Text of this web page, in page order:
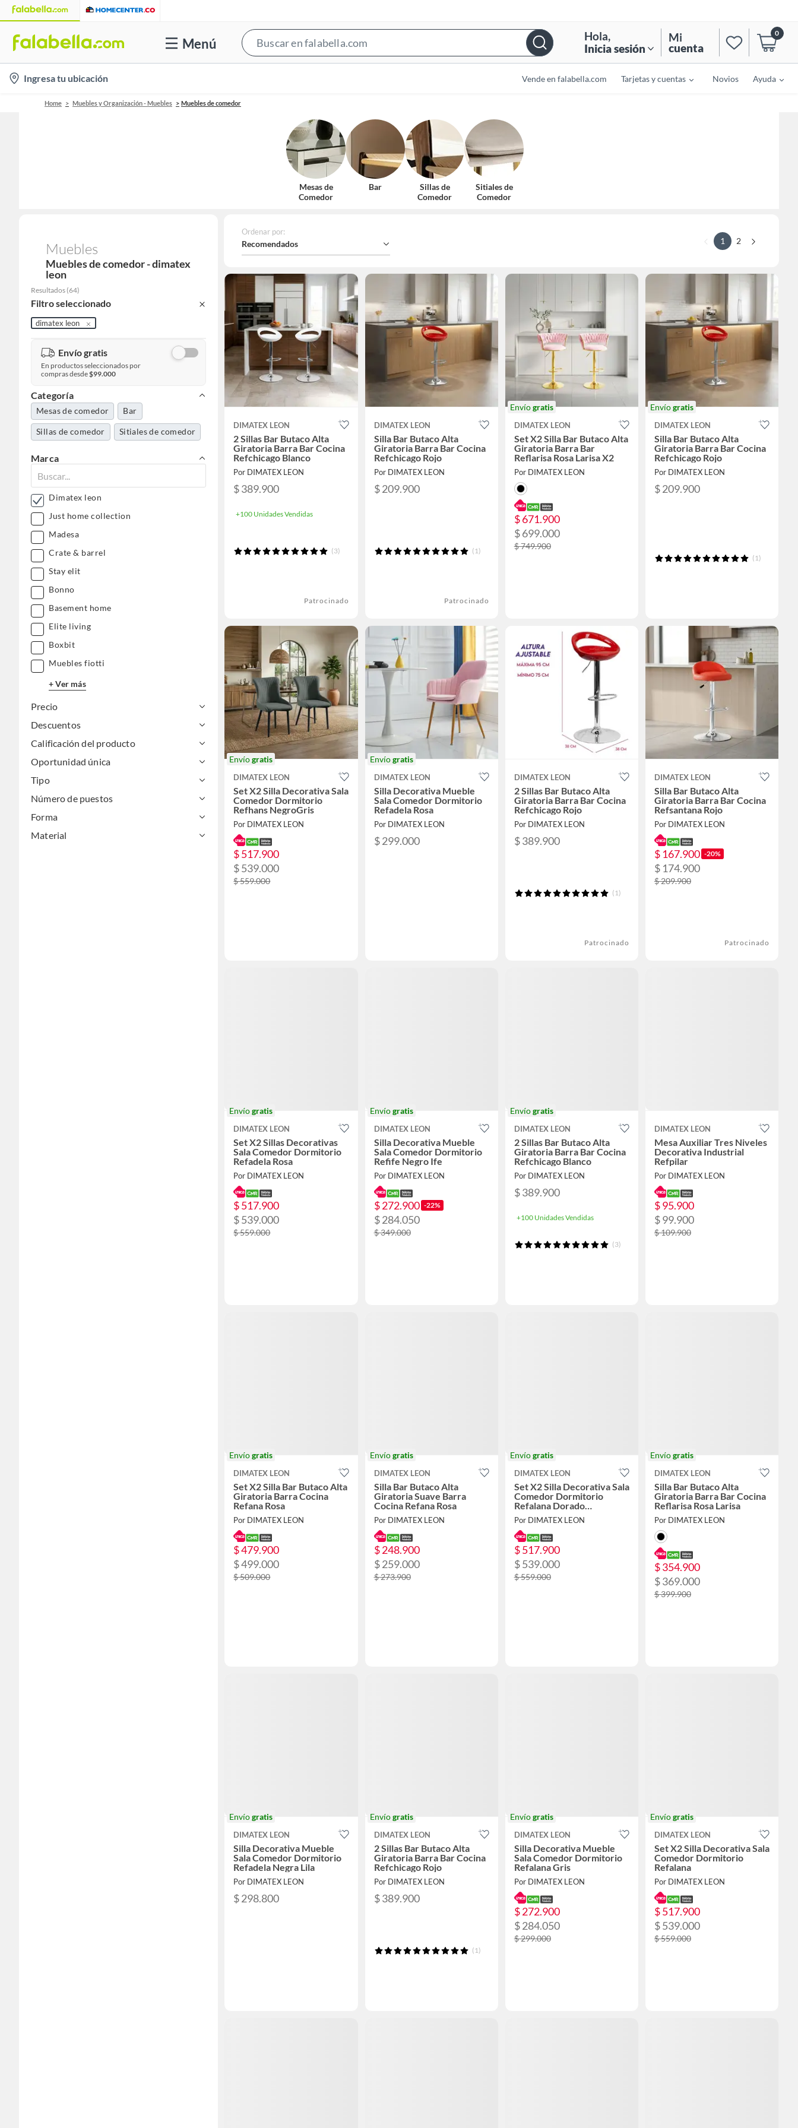
Menú
Bar
Hola,
Inicia sesión
Mi
cuenta
0
location-
icon
Ingresa tu ubicación Vende en falabella.com Tarjetas y cuentas Novios Ayuda
Home Muebles y Organización - Muebles Muebles de comedor
Mesas de
Comedor
Bar
Sillas de
Comedor
Sitiales de
Comedor
Muebles
Muebles de comedor - dimatex
leon
Resultados (64)
Filtro seleccionado
dimatex leon
Envío gratis
En productos seleccionados por
compras desde$99.000
Categoría
Mesas de comedor Bar
Sillas de comedor Sitiales de comedor
Marca
Dimatex leon
Just home collection
Madesa
Crate & barrel
Stay elit
Bonno
Basement home
Elite living
Boxbit
Muebles fiotti
+ Ver más
Precio
Descuentos
Calificación del producto
Oportunidad única
Tipo
Número de puestos
Forma
Material
Ordenar por:
Recomendados 1 2
DIMATEX LEON
2 Sillas Bar Butaco Alta
Giratoria Barra Bar Cocina
Refchicago Blanco
Por DIMATEX LEON
$ 389.900
+100 Unidades Vendidas
(3)
Patrocinado
DIMATEX LEON
Silla Bar Butaco Alta
Giratoria Barra Bar Cocina
Refchicago Rojo
Por DIMATEX LEON
$ 209.900
(1)
Patrocinado
Envíogratis
DIMATEX LEON
Set X2 Silla Bar Butaco Alta
Giratoria Barra Bar
Reflarisa Rosa Larisa X2
Por DIMATEX LEON
$ 671.900
$ 699.000
$ 749.900
Envíogratis
DIMATEX LEON
Silla Bar Butaco Alta
Giratoria Barra Bar Cocina
Refchicago Rojo
Por DIMATEX LEON
$ 209.900
(1)
Envíogratis
DIMATEX LEON
Set X2 Silla Decorativa Sala
Comedor Dormitorio
Refhans NegroGris
Por DIMATEX LEON
$ 517.900
$ 539.000
$ 559.000
Envíogratis
DIMATEX LEON
Silla Decorativa Mueble
Sala Comedor Dormitorio
Refadela Rosa
Por DIMATEX LEON
$ 299.000
DIMATEX LEON
2 Sillas Bar Butaco Alta
Giratoria Barra Bar Cocina
Refchicago Rojo
Por DIMATEX LEON
$ 389.900
(1)
Patrocinado
DIMATEX LEON
Silla Bar Butaco Alta
Giratoria Barra Bar Cocina
Refsantana Rojo
Por DIMATEX LEON
$ 167.900 -20%
$ 174.900
$ 209.900
Patrocinado
Envíogratis
DIMATEX LEON
Set X2 Sillas Decorativas
Sala Comedor Dormitorio
Refadela Rosa
Por DIMATEX LEON
$ 517.900
$ 539.000
$ 559.000
Envíogratis
DIMATEX LEON
Silla Decorativa Mueble
Sala Comedor Dormitorio
Refife Negro Ife
Por DIMATEX LEON
$ 272.900 -22%
$ 284.050
$ 349.000
Envíogratis
DIMATEX LEON
2 Sillas Bar Butaco Alta
Giratoria Barra Bar Cocina
Refchicago Blanco
Por DIMATEX LEON
$ 389.900
+100 Unidades Vendidas
(3)
DIMATEX LEON
Mesa Auxiliar Tres Niveles
Decorativa Industrial
Refpilar
Por DIMATEX LEON
$ 95.900
$ 99.900
$ 109.900
Envíogratis
DIMATEX LEON
Set X2 Silla Bar Butaco Alta
Giratoria Barra Cocina
Refana Rosa
Por DIMATEX LEON
$ 479.900
$ 499.000
$ 509.000
Envíogratis
DIMATEX LEON
Silla Bar Butaco Alta
Giratoria Suave Barra
Cocina Refana Rosa
Por DIMATEX LEON
$ 248.900
$ 259.000
$ 273.900
Envíogratis
DIMATEX LEON
Set X2 Silla Decorativa Sala
Comedor Dormitorio
Refalana Dorado
OscuroRosa
Por DIMATEX LEON
$ 517.900
$ 539.000
$ 559.000
Envíogratis
DIMATEX LEON
Silla Bar Butaco Alta
Giratoria Barra Bar Cocina
Reflarisa Rosa Larisa
Por DIMATEX LEON
$ 354.900
$ 369.000
$ 399.900
Envíogratis
DIMATEX LEON
Silla Decorativa Mueble
Sala Comedor Dormitorio
Refadela Negra Lila
Por DIMATEX LEON
$ 298.800
Envíogratis
DIMATEX LEON
2 Sillas Bar Butaco Alta
Giratoria Barra Bar Cocina
Refchicago Rojo
Por DIMATEX LEON
$ 389.900
(1)
Envíogratis
DIMATEX LEON
Silla Decorativa Mueble
Sala Comedor Dormitorio
Refalana Gris
Por DIMATEX LEON
$ 272.900
$ 284.050
$ 299.000
Envíogratis
DIMATEX LEON
Set X2 Silla Decorativa Sala
Comedor Dormitorio
Refalana
Por DIMATEX LEON
$ 517.900
$ 539.000
$ 559.000